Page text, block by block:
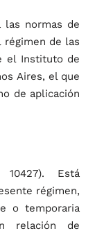
las normas de
de las
el Instituto de
Aires, el que
de aplicación
Está
régimen,
o temporaria
relación de